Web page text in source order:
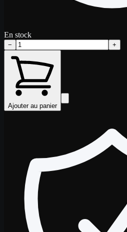
En stock
− +
Ajouter au panier